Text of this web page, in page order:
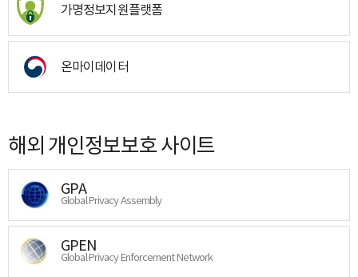
가명정보지원플랫폼
온마이데이터
해외 개인정보보호 사이트
GPA
Global Privacy Assembly
GPEN
Global Privacy Enforcement Network